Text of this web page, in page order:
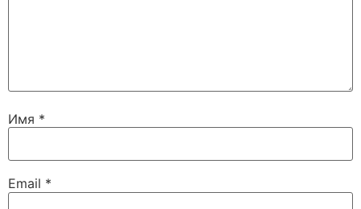
Имя *
Email *